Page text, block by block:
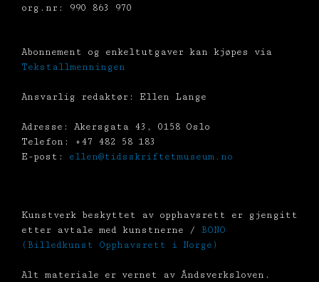
org.nr: 990 863 970
Abonnement og enkeltutgaver kan kjøpes via
Tekstallmenningen
Ansvarlig redaktør: Ellen Lange
Adresse: Akersgata 43, 0158 Oslo
Telefon: +47 482 58 183
E-post: ellen@tidsskriftetmuseum.no
Kunstverk beskyttet av opphavsrett er gjengitt
etter avtale med kunstnerne / BONO
(Billedkunst Opphavsrett i Norge)
Alt materiale er vernet av Åndsverksloven.